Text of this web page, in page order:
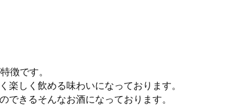
徴です。
楽しく飲める味わいになっております。
できるそんなお酒になっております。